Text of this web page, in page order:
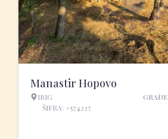
Manastir Hopovo
IRIG
ŠIFRA: #574237